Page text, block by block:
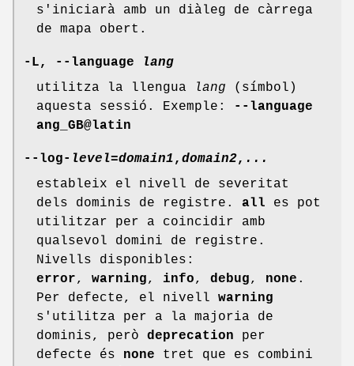
s'iniciarà amb un diàleg de càrrega
de mapa obert.
-L, --language lang
utilitza la llengua
lang (símbol)
aquesta sessió. Exemple:
--language
ang_GB@latin
--log- level=domain1, domain2, ...
estableix el nivell de severitat
dels dominis de registre. all es pot
utilitzar per a coincidir amb
qualsevol domini de registre.
Nivells disponibles:
error, warning, info, debug, none .
Per defecte, el nivell warning
s'utilitza per a la majoria de
dominis, però deprecation per
defecte és none tret que es combini